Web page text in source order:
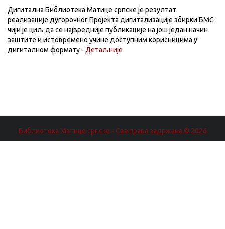
Дигитална Библиотека Матице српске је резултат
реализације дугорочног Пројекта дигитализације збирки БМС
чији је циљ да се највредније публикације на још један начин
заштите и истовремено учине доступним корисницима у
дигиталном формату - Детаљније
Библиотека Матице српске - Сва права задржана.© 2026